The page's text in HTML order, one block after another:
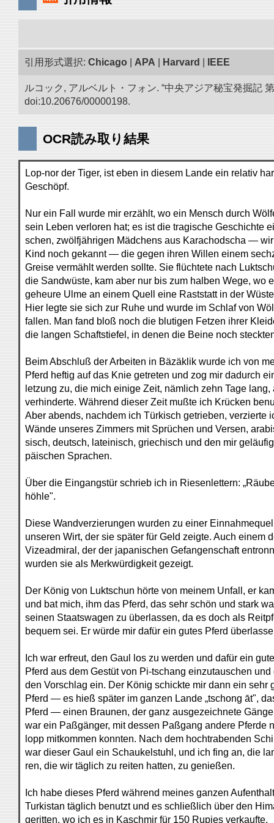
引用形式選択: Chicago APA Harvard IEEE
ルコック, アルベルト・フォン. “中央アジア秘宝発掘記
doi:10.20676/00000198.
OCR読み取り結果
Lop-nor der Tiger, ist eben in diesem Lande ein relativ
Geschöpf.
Nur ein Fall wurde mir erzählt, wo ein Mensch durch
sein Leben verloren hat; es ist die tragische Geschichte
schen, zwölfjährigen Mädchens aus Karachodscha —
Kind noch gekannt — die gegen ihren Willen einem
Greise vermählt werden sollte. Sie flüchtete nach
die Sandwüste, kam aber nur bis zum halben Wege, wo
geheure Ulme an einem Quell eine Raststatt in der
Hier legte sie sich zur Ruhe und wurde im Schlaf von
fallen. Man fand bloß noch die blutigen Fetzen ihrer
die langen Schaftstiefel, in denen die Beine noch
Beim Abschluß der Arbeiten in Bäzäklik wurde ich von
Pferd heftig auf das Knie getreten und zog mir dadurch
letzung zu, die mich einige Zeit, nämlich zehn Tage lang,
verhinderte. Während dieser Zeit mußte ich Krücken
Aber abends, nachdem ich Türkisch getrieben, verzierte
Wände unseres Zimmers mit Sprüchen und Versen,
sisch, deutsch, lateinisch, griechisch und den mir
päischen Sprachen.
Über die Eingangstür schrieb ich in Riesenlettern:
höhle".
Diese Wandverzierungen wurden zu einer
unseren Wirt, der sie später für Geld zeigte. Auch einem
Vizeadmiral, der der japanischen Gefangenschaft
wurden sie als Merkwürdigkeit gezeigt.
Der König von Luktschun hörte von meinem Unfall, er
und bat mich, ihm das Pferd, das sehr schön und stark
seinen Staatswagen zu überlassen, da es doch als
bequem sei. Er würde mir dafür ein gutes Pferd
Ich war erfreut, den Gaul los zu werden und dafür ein
Pferd aus dem Gestüt von Pi-tschang einzutauschen und
den Vorschlag ein. Der König schickte mir dann ein sehr
Pferd — es hieß später im ganzen Lande „tschong āt",
Pferd — einen Braunen, der ganz ausgezeichnete
war ein Paßgänger, mit dessen Paßgang andere Pferde
lopp mitkommen konnten. Nach dem hochtrabenden
war dieser Gaul ein Schaukelstuhl, und ich fing an, die
ren, die wir täglich zu reiten hatten, zu genießen.
Ich habe dieses Pferd während meines ganzen
Turkistan täglich benutzt und es schließlich über den
geritten, wo ich es in Kaschmir für 150 Rupies verkaufte.